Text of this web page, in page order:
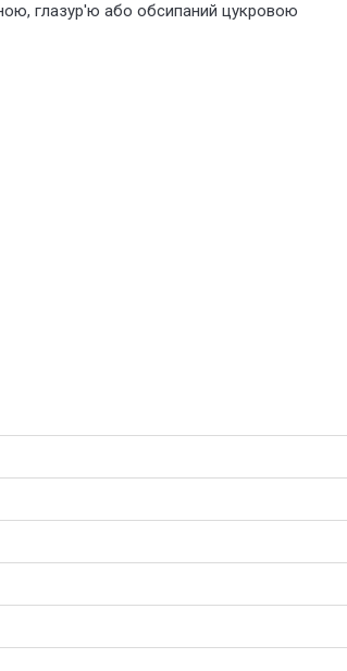
глазур'ю або обсипаний цукровою